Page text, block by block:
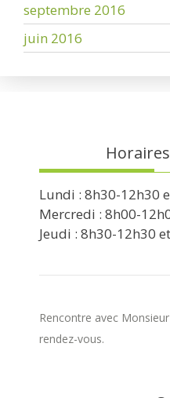
septembre 2016
juin 2016
Lundi : 8h30-12h30
Mercredi : 8h00-
Jeudi : 8h30-12h30
Rencontre avec
rendez-vous.